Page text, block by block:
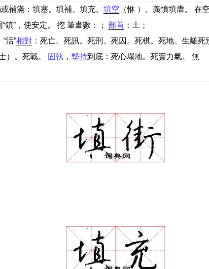
補滿：填塞。填補。填充。 填空 （恘 ）。義憤填膺。 在
鎮”，使安定。 挖 筆畫數：； 部首：土；
“活”相對：死亡。死訊。死刑。死囚。死棋。死地。生離死
）。死戰。 固執， 堅持到底：死心塌地。死賣力氣。 無